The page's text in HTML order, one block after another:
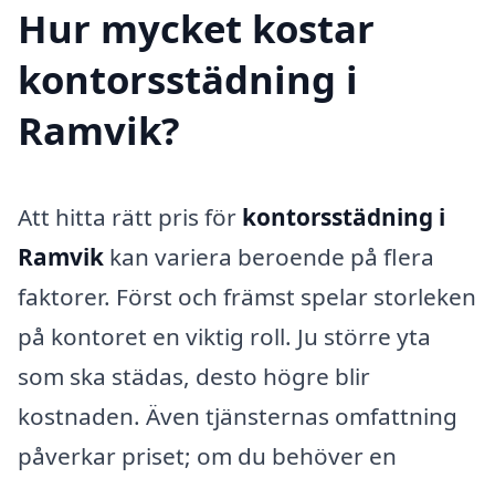
Hur mycket kostar
kontorsstädning i
Ramvik?
Att hitta rätt pris för kontorsstädning i
Ramvik kan variera beroende på flera
faktorer. Först och främst spelar storleken
på kontoret en viktig roll. Ju större yta
som ska städas, desto högre blir
kostnaden. Även tjänsternas omfattning
påverkar priset; om du behöver en